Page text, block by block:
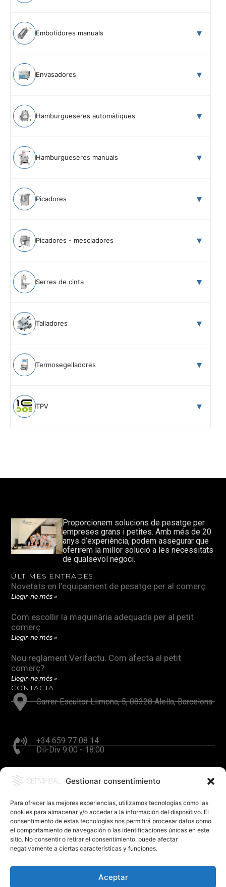
Gestionar consentimiento
Para ofrecer las mejores experiencias, utilizamos tecnologías como las
cookies para almacenar y/o acceder a la información del dispositivo. El
consentimiento de estas tecnologías nos permitirá procesar datos como
el comportamiento de navegación o las identificaciones únicas en este
sitio. No consentir o retirar el consentimiento, puede afectar
negativamente a ciertas características y funciones.
Aceptar
Embotidores manuals
Envasadores
Hamburgueseres automàtiques
Hamburgueseres manuals
Picadores
Picadores - mescladores
Serres de cinta
Talladores
Termosegelladores
TPV
Proporcionem solucions de pesatge per
empreses grans i petites. Amb més de 20
anys d’experiència, podem assegurar que
oferirem la millor solució a les necessitats
de qualsevol negoci.
ÚLTIMES ENTRADES
Novetats en l’equipament de pesatge per al comerç.
Llegir-ne més »
Com escollir la maquinària adequada per al petit
comerç
Llegir-ne més »
Nou reglament Verifactu. Com afecta al petit
comerç?
Llegir-ne més »
CONTACTA
Carrer Escultor Llimona, 5, 08328 Alella, Barcelona
+34 659 77 08 14
Dil-Div 9:00 - 18:00
hola@servifibal.cat
©SERVIFIBAL S.L. – DissenyFerBcn